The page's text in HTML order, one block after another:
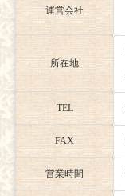
運営会社
所在地
TEL
FAX
営業時間